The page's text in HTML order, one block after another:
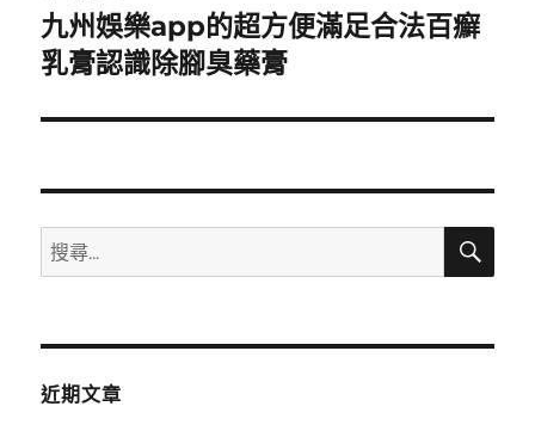
下
一
文
九州娛樂app的超方便滿足合法百癬
乳膏認識除腳臭藥膏
搜
尋
鍵
搜
近期文章